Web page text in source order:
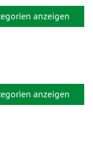
anzeigen
anzeigen